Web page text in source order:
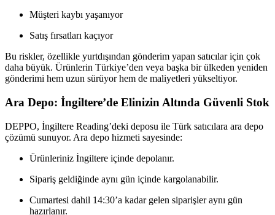
Müşteri kaybı yaşanıyor
Satış fırsatları kaçıyor
Bu riskler, özellikle yurtdışından gönderim yapan satıcılar için çok
daha büyük. Ürünlerin Türkiye’den veya başka bir ülkeden yeniden
gönderimi hem uzun sürüyor hem de maliyetleri yükseltiyor.
Ara Depo: İngiltere’de Elinizin Altında Güvenli Stok
DEPPO, İngiltere Reading’deki deposu ile Türk satıcılara ara depo
çözümü sunuyor. Ara depo hizmeti sayesinde:
Ürünleriniz İngiltere içinde depolanır.
Sipariş geldiğinde aynı gün içinde kargolanabilir.
Cumartesi dahil 14:30’a kadar gelen siparişler aynı gün
hazırlanır.